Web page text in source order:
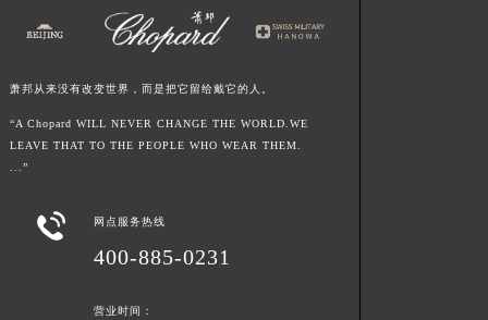
萧邦从来没有改变世界，而是把它留给戴它的人。
“A Chopard WILL NEVER CHANGE THE WORLD.WE
LEAVE THAT TO THE PEOPLE WHO WEAR THEM.
...”
 网点服务热线
400-885-0231
营业时间：